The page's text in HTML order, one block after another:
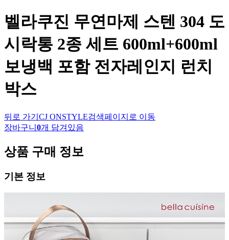
벨라쿠진 무연마제 스텐 304 도
시락통 2종 세트 600ml+600ml
보냉백 포함 전자레인지 런치
박스
뒤로 가기 CJ ONSTYLE검색페이지로 이동
장바구니 0개 담겨있음
상품 구매 정보
기본 정보